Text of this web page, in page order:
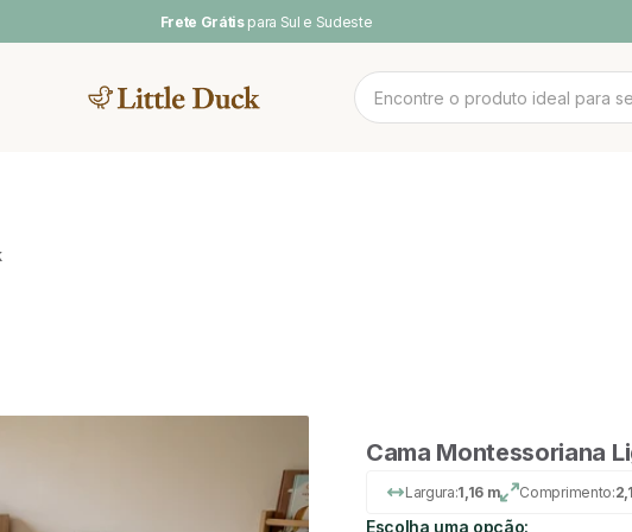
Frete Grátispara Sul e Sudeste
Cama Montessoriana
Largura:1,16 m Comprimento:
Escolha uma opção: